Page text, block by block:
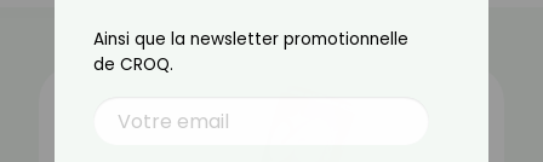
Ainsi que la newsletter promotionnelle
de CROQ.